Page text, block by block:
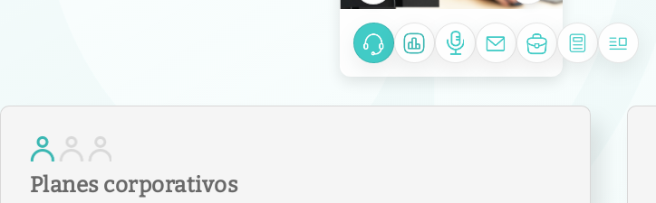
Planes corporativos